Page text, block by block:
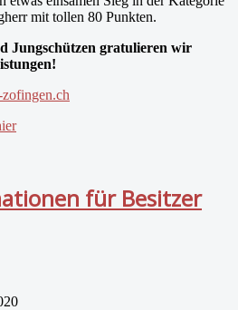
mit tollen 80 Punkten.
Jungschützen gratulieren wir
für Besitzer